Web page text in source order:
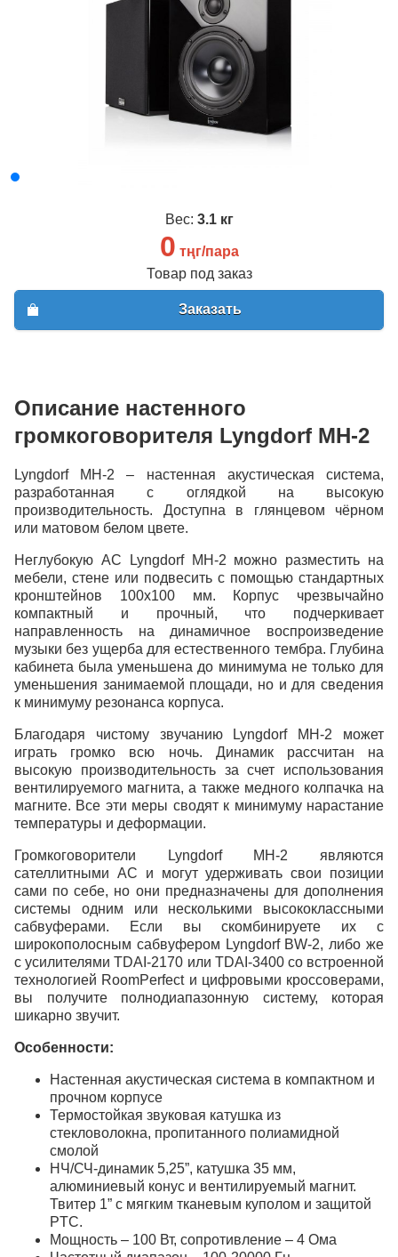
Вес: 3.1 кг
0 тңг/пара
Товар под заказ
Заказать
Описание настенного
громкоговорителя Lyngdorf MH-2
Lyngdorf MH-2 – настенная акустическая система,
разработанная с оглядкой на высокую
производительность. Доступна в глянцевом чёрном
или матовом белом цвете.
Неглубокую АС Lyngdorf MH-2 можно разместить на
мебели, стене или подвесить с помощью стандартных
кронштейнов 100x100 мм. Корпус чрезвычайно
компактный и прочный, что подчеркивает
направленность на динамичное воспроизведение
музыки без ущерба для естественного тембра. Глубина
кабинета была уменьшена до минимума не только для
уменьшения занимаемой площади, но и для сведения
к минимуму резонанса корпуса.
Благодаря чистому звучанию Lyngdorf MH-2 может
играть громко всю ночь. Динамик рассчитан на
высокую производительность за счет использования
вентилируемого магнита, а также медного колпачка на
магните. Все эти меры сводят к минимуму нарастание
температуры и деформации.
Громкоговорители Lyngdorf MH-2 являются
сателлитными АС и могут удерживать свои позиции
сами по себе, но они предназначены для дополнения
системы одним или несколькими высококлассными
сабвуферами. Если вы скомбинируете их с
широкополосным сабвуфером Lyngdorf BW-2, либо же
с усилителями TDAI-2170 или TDAI-3400 со встроенной
технологией RoomPerfect и цифровыми кроссоверами,
вы получите полнодиапазонную систему, которая
шикарно звучит.
Особенности:
Настенная акустическая система в компактном и
прочном корпусе
Термостойкая звуковая катушка из
стекловолокна, пропитанного полиамидной
смолой
НЧ/СЧ-динамик 5,25”, катушка 35 мм,
алюминиевый конус и вентилируемый магнит.
Твитер 1” с мягким тканевым куполом и защитой
PTC.
Мощность – 100 Вт, сопротивление – 4 Ома
Email*
Пароль*
Город
Адрес
Продолжить покупки